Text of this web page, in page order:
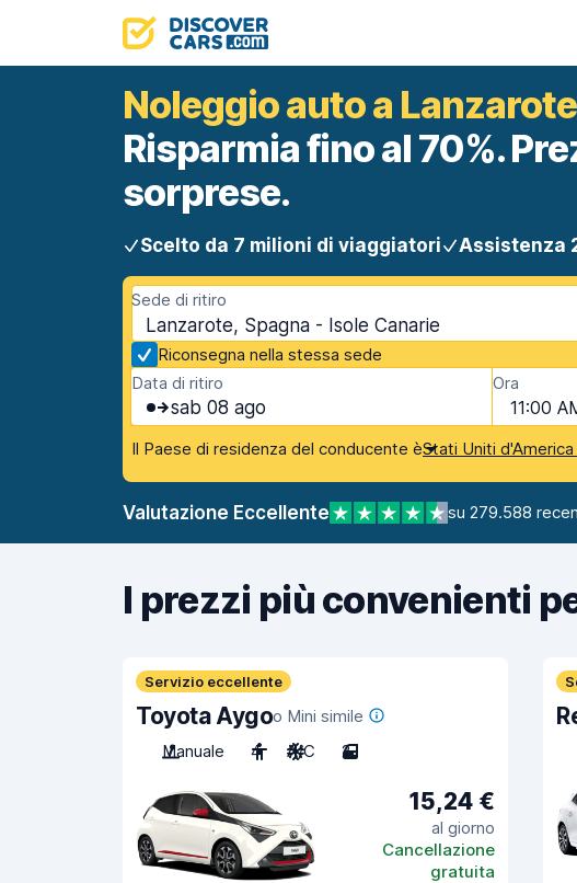
Noleggio auto a Lanzarote
Risparmia fino al 70%.
sorprese.
Scelto da 7 milioni di viaggiatori Assistenza
Sede di ritiro
Lanzarote, Spagna - Isole Canarie
Riconsegna nella stessa sede
Data di ritiro
sab 08 ago
Ora
11:00
Il Paese di residenza del conducente èStati Uniti d'America
Valutazione Eccellente su 279.588
I prezzi più convenienti
Servizio eccellente
Toyota Aygoo Mini simile
Manuale
4 A/C 2
15,24 €
al giorno
Cancellazione
gratuita